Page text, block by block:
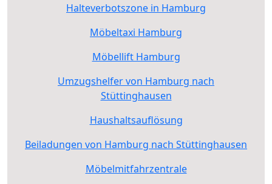
Halteverbotszone in Hamburg
Möbeltaxi Hamburg
Möbellift Hamburg
Umzugshelfer von Hamburg nach
Stüttinghausen
Haushaltsauflösung
Beiladungen von Hamburg nach Stüttinghausen
Möbelmitfahrzentrale